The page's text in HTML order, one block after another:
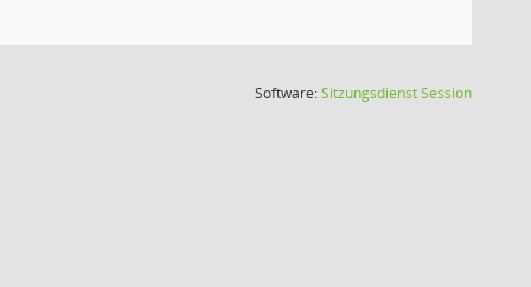
Software:SitzungsdienstSession(Wird in